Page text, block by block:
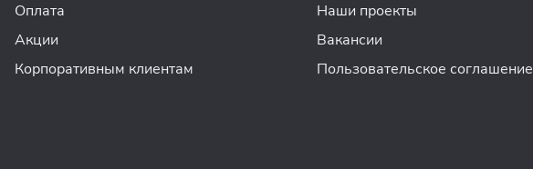
Оплата
Акции
Корпоративным клиентам
Наши проекты
Вакансии
Пользовательское соглашение